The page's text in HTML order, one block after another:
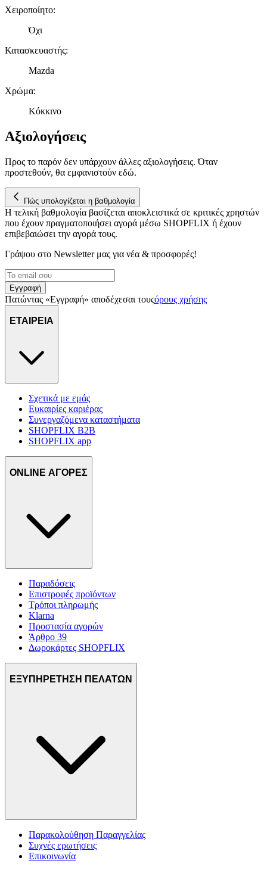
πληροφορίες σχετικά με την από μέρους σας χρήση της
τοποθεσίας μας στους συνεργάτες μέσων κοινωνικής
Χειροποίητο:
Όχι
Κατασκευαστής:
Mazda
Χρώμα:
Κόκκινο
Αξιολογήσεις
Προς το παρόν δεν υπάρχουν άλλες αξιολογήσεις. Όταν
προστεθούν, θα εμφανιστούν εδώ.
Πώς υπολογίζεται η βαθμολογία
Η τελική βαθμολογία βασίζεται αποκλειστικά σε κριτικές χρηστών
που έχουν πραγματοποιήσει αγορά μέσω SHOPFLIX ή έχουν
επιβεβαιώσει την αγορά τους.
Γράψου στο Νewsletter μας για νέα & προσφορές!
Εγγραφή
Πατώντας «Εγγραφή» αποδέχεσαι τουςόρους χρήσης
ΕΤΑΙΡΕΙΑ
Σχετικά με εμάς
Ευκαιρίες καριέρας
Συνεργαζόμενα καταστήματα
SHOPFLIX B2B
SHOPFLIX app
ONLINE ΑΓΟΡΕΣ
Παραδόσεις
Επιστροφές προϊόντων
Τρόποι πληρωμής
Klarna
Προστασία αγορών
Άρθρο 39
Δωροκάρτες SHOPFLIX
ΕΞΥΠΗΡΕΤΗΣΗ ΠΕΛΑΤΩΝ
Παρακολούθηση Παραγγελίας
Συχνές ερωτήσεις
Επικοινωνία